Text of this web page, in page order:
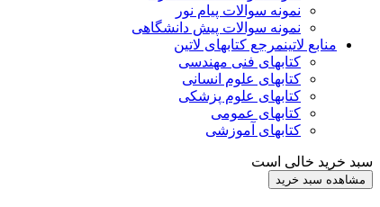
نمونه سوالات پیام نور
نمونه سوالات پیش دانشگاهی
منابع لاتینمرجع کتابهای لاتین
کتابهای فنی مهندسی
کتابهای علوم انسانی
کتابهای علوم پزشکی
کتابهای عمومی
کتابهای آموزشی
سبد خرید خالی است